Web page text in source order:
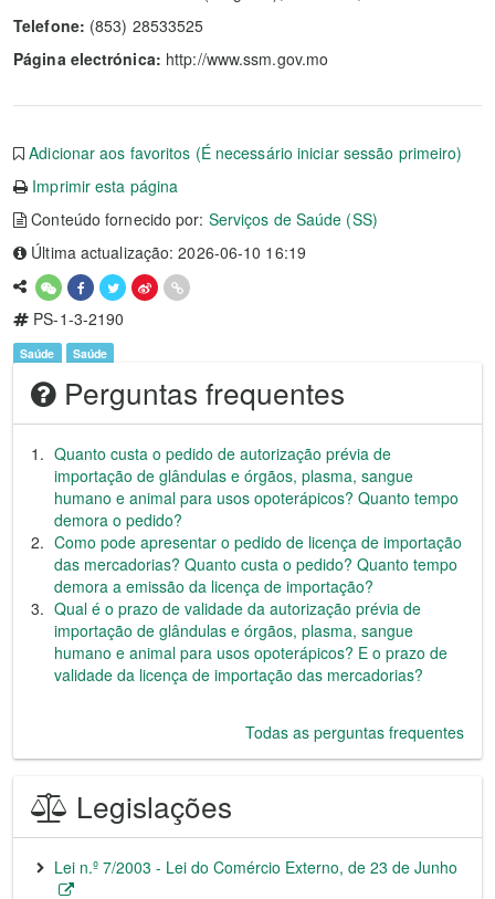
Telefone: (853) 28533525
Página electrónica: http://www.ssm.gov.mo
Adicionar aos favoritos (É necessário iniciar sessão primeiro)
Imprimir esta página
Conteúdo fornecido por: Serviços de Saúde (SS)
Última actualização: 2026-06-10 16:19
PS-1-3-2190
Saúde Saúde
Perguntas frequentes
Quanto custa o pedido de autorização prévia de
importação de glândulas e órgãos, plasma, sangue
humano e animal para usos opoterápicos? Quanto tempo
demora o pedido?
Como pode apresentar o pedido de licença de importação
das mercadorias? Quanto custa o pedido? Quanto tempo
demora a emissão da licença de importação?
Qual é o prazo de validade da autorização prévia de
importação de glândulas e órgãos, plasma, sangue
humano e animal para usos opoterápicos? E o prazo de
validade da licença de importação das mercadorias?
Todas as perguntas frequentes
Legislações
Lei n.º 7/2003 - Lei do Comércio Externo, de 23 de Junho